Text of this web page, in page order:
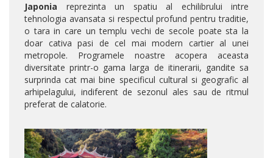
Japonia reprezinta un spatiu al echilibrului intre
tehnologia avansata si respectul profund pentru traditie,
o tara in care un templu vechi de secole poate sta la
doar cativa pasi de cel mai modern cartier al unei
metropole. Programele noastre acopera aceasta
diversitate printr-o gama larga de itinerarii, gandite sa
surprinda cat mai bine specificul cultural si geografic al
arhipelagului, indiferent de sezonul ales sau de ritmul
preferat de calatorie.